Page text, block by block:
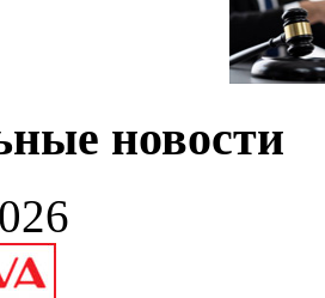
новости